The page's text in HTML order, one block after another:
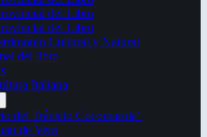
del Libro
del Libro
Cultural y Natural
del libro
Italiana
del Tránsito Cocomarola”
de Vera